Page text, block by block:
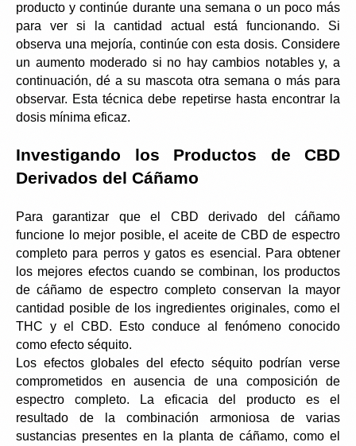
producto y continúe durante una semana o un poco más
para ver si la cantidad actual está funcionando. Si
observa una mejoría, continúe con esta dosis. Considere
un aumento moderado si no hay cambios notables y, a
continuación, dé a su mascota otra semana o más para
observar. Esta técnica debe repetirse hasta encontrar la
dosis mínima eficaz.
Investigando los Productos de CBD
Derivados del Cáñamo
Para garantizar que el CBD derivado del cáñamo
funcione lo mejor posible, el aceite de CBD de espectro
completo para perros y gatos es esencial. Para obtener
los mejores efectos cuando se combinan, los productos
de cáñamo de espectro completo conservan la mayor
cantidad posible de los ingredientes originales, como el
THC y el CBD. Esto conduce al fenómeno conocido
como efecto séquito.
Los efectos globales del efecto séquito podrían verse
comprometidos en ausencia de una composición de
espectro completo. La eficacia del producto es el
resultado de la combinación armoniosa de varias
sustancias presentes en la planta de cáñamo, como el